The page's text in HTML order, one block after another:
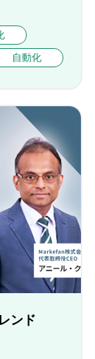
自動化
ンド